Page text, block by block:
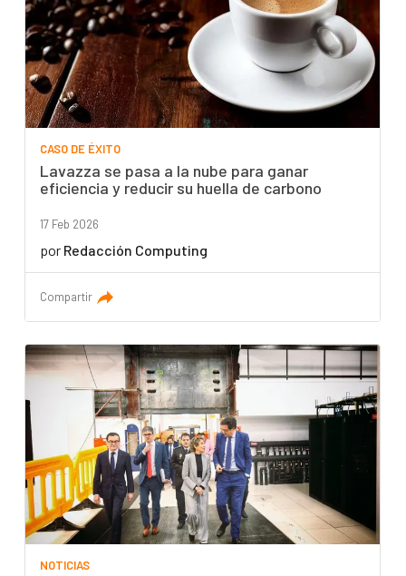
CASO DE ÉXITO
Lavazza se pasa a la nube para ganar
eficiencia y reducir su huella de carbono
17 Feb 2026
por Redacción Computing
Compartir
NOTICIAS